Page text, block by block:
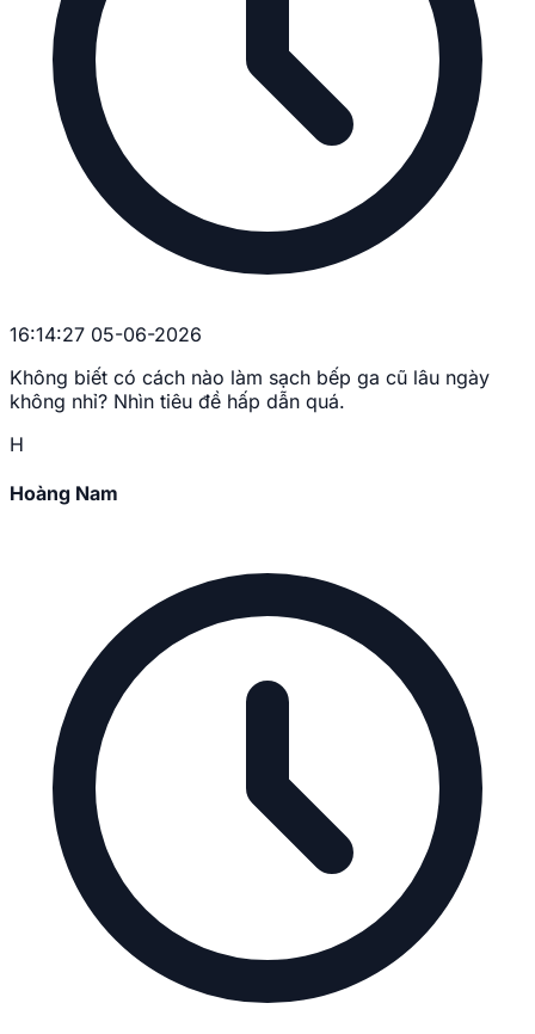
16:14:27 05-06-2026
Không biết có cách nào làm sạch bếp ga cũ lâu ngày
không nhỉ? Nhìn tiêu đề hấp dẫn quá.
H
Hoàng Nam